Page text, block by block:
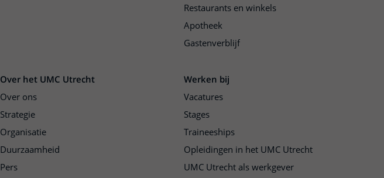
Restaurants en winkels
Apotheek
Gastenverblijf
Over het UMC Utrecht
Over ons
Strategie
Organisatie
Duurzaamheid
Pers
Werken bij
Vacatures
Stages
Traineeships
Opleidingen in het UMC Utrecht
UMC Utrecht als werkgever